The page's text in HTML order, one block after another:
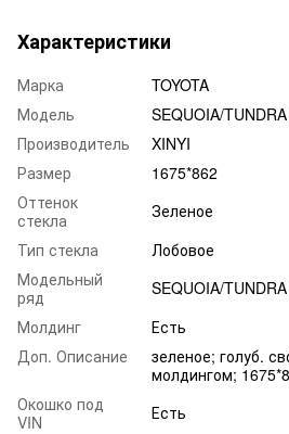
Характеристики
Марка
TOYOTA
Модель
SEQUOIA/
Производитель
XINYI
Размер
1675*862
Оттенок
стекла
Зеленое
Тип стекла
Лобовое
Модельный
ряд
SEQUOIA/
Молдинг
Есть
Доп. Описание
зеленое; голуб.
молдингом;
Окошко под
VIN
Есть